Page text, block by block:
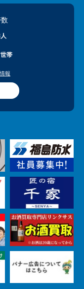
数
帯
報